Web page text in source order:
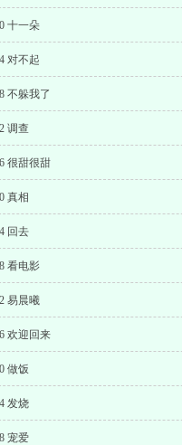
十一朵
对不起
不躲我了
调查
很甜很甜
真相
回去
看电影
易晨曦
欢迎回来
做饭
发烧
宠爱